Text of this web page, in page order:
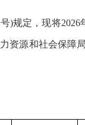
)规定，现将2026
资源和社会保障